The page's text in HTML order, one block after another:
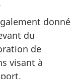
donné
du
de
visant à